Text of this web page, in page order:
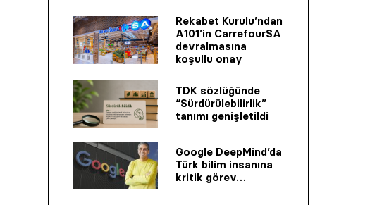
Rekabet Kurulu’ndan
A101’in CarrefourSA
devralmasına
koşullu onay
TDK sözlüğünde
“Sürdürülebilirlik”
tanımı genişletildi
Google DeepMind’da
Türk bilim insanına
kritik görev…